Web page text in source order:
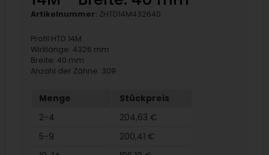
Artikelnummer: ZHTD14M432640
Profil HTD 14M
Wirklänge: 4326 mm
Breite: 40 mm
Anzahl der Zähne: 309
Menge
Stückpreis
2-4
204,63 €
5-9
200,41 €